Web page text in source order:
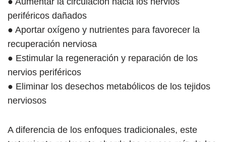
periféricos dañados
● Aportar oxígeno y nutrientes para favorecer la
recuperación nerviosa
● Estimular la regeneración y reparación de los
nervios periféricos
● Eliminar los desechos metabólicos de los tejidos
nerviosos
A diferencia de los enfoques tradicionales, este